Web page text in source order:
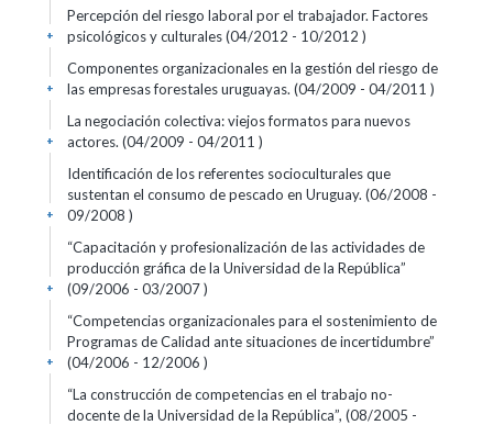
Percepción del riesgo laboral por el trabajador. Factores
psicológicos y culturales (04/2012 - 10/2012 )
+
Componentes organizacionales en la gestión del riesgo de
las empresas forestales uruguayas. (04/2009 - 04/2011 )
+
La negociación colectiva: viejos formatos para nuevos
actores. (04/2009 - 04/2011 )
+
Identificación de los referentes socioculturales que
sustentan el consumo de pescado en Uruguay. (06/2008 -
09/2008 )
+
“Capacitación y profesionalización de las actividades de
producción gráfica de la Universidad de la República”
(09/2006 - 03/2007 )
+
“Competencias organizacionales para el sostenimiento de
Programas de Calidad ante situaciones de incertidumbre”
(04/2006 - 12/2006 )
+
“La construcción de competencias en el trabajo no-
docente de la Universidad de la República”, (08/2005 -